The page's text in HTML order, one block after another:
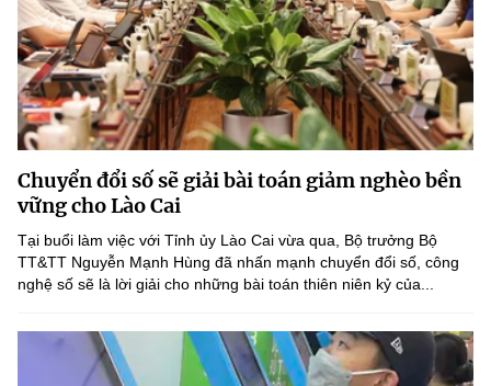
Chuyển đổi số sẽ giải bài toán giảm nghèo bền
vững cho Lào Cai
Tại buổi làm việc với Tỉnh ủy Lào Cai vừa qua, Bộ trưởng Bộ
TT&TT Nguyễn Mạnh Hùng đã nhấn mạnh chuyển đổi số, công
nghệ số sẽ là lời giải cho những bài toán thiên niên kỷ của...